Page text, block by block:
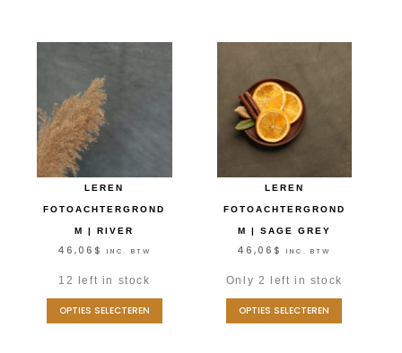
LEREN
FOTOACHTERGROND
M | RIVER
46,06 $ INC. BTW
12 left in stock
OPTIES SELECTEREN
LEREN
FOTOACHTERGROND
M | SAGE GREY
46,06 $ INC. BTW
Only 2 left in stock
OPTIES SELECTEREN